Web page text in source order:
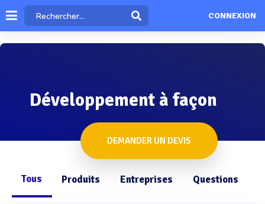
CONNEXION
Développement à façon
DEMANDER UN DEVIS
Tous Produits Entreprises Questions